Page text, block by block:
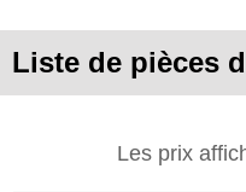
Liste de pièces
Les prix